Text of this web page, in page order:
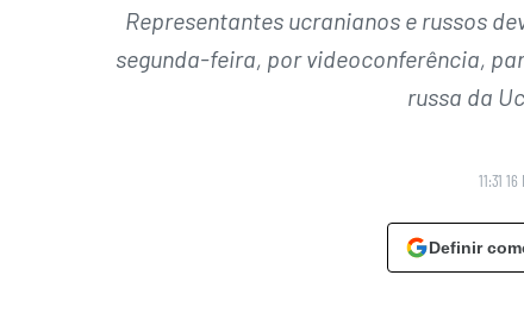
Representantes ucranianos e russos
segunda-feira, por videoconferência,
russa da
11:31
Definir